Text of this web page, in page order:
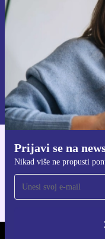
Prijavi se na
Nikad više ne propusti
Informacije o korištenju
Pravilima privatnosti.
Za